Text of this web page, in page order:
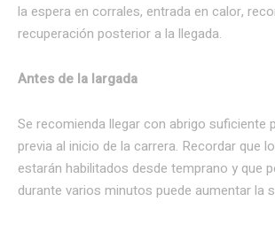
la espera en corrales, entrada en calor,
recuperación posterior a la llegada.
Antes de la largada
Se recomienda llegar con abrigo suficiente
previa al inicio de la carrera. Recordar que
estarán habilitados desde temprano y que
durante varios minutos puede aumentar la